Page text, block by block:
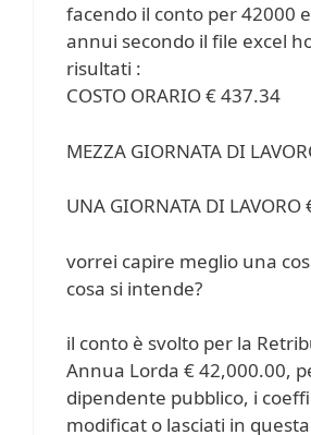
facendo il conto per 42000
annui secondo il file excel
risultati :
COSTO ORARIO € 437.34
MEZZA GIORNATA DI
UNA GIORNATA DI
vorrei capire meglio una
cosa si intende?
il conto è svolto per la
Annua Lorda € 42,000.00,
dipendente pubblico, i
modificat o lasciati in